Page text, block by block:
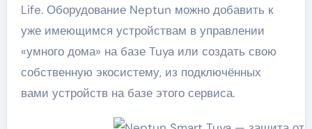
Life. Оборудование Neptun можно добавить к
уже имеющимся устройствам в управлении
«умного дома» на базе Tuya или создать свою
собственную экосистему, из подключённых
вами устройств на базе этого сервиса.